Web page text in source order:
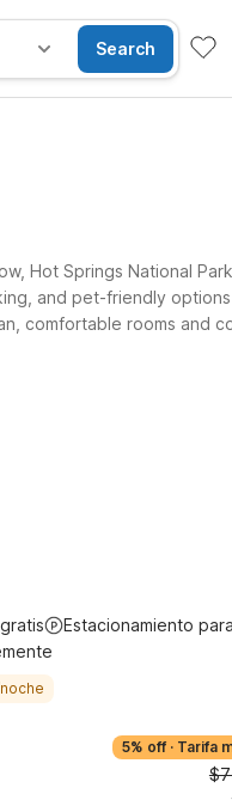
Search
Hot Springs National
and pet-friendly
comfortable rooms and
Estacionamiento
5% off · Tarifa